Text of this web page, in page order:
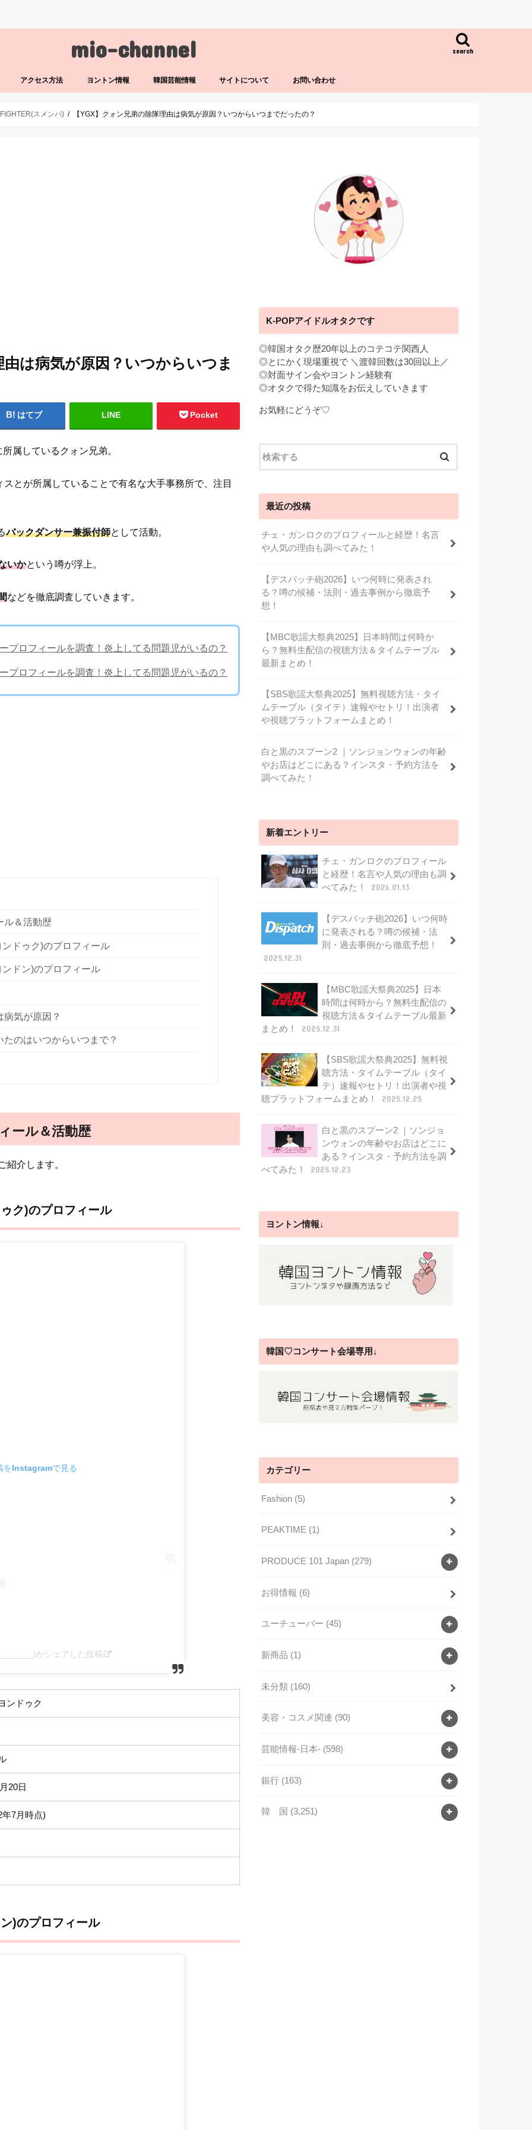
mio-channel search
アクセス方法 ヨントン情報 韓国芸能情報 サイトについて お問い合わせ
スメンパ) 【YGX】クォン兄弟の除隊理由は病気が原因？いつからいつまでだったの？
は病気が原因？いつからいつま
はてブ LINE Pocket
所属しているクォン兄弟。
とが所属していることで有名な大手事務所で、注目
バックダンサー兼振付師として活動。
いかという噂が浮上。
などを徹底調査していきます。
プロフィールを調査！炎上してる問題児がいるの？
プロフィールを調査！炎上してる問題児がいるの？
ル＆活動歴
ドゥク)のプロフィール
ドン)のプロフィール
気が原因？
のはいつからいつまで？
ール＆活動歴
紹介します。
ク)のプロフィール
をInstagramで見る
がシェアした投稿
ンドゥク
20日
年7月時点)
)のプロフィール
K-POPアイドルオタクです
◎韓国オタク歴20年以上のコテコテ関西人
◎とにかく現場重視で ＼渡韓回数は30回以上／
◎対面サイン会やヨントン経験有
◎オタクで得た知識をお伝えしていきます
お気軽にどうぞ♡
最近の投稿
チェ・ガンロクのプロフィールと経歴！名言
や人気の理由も調べてみた！
【デスパッチ砲2026】いつ何時に発表され
る？噂の候補・法則・過去事例から徹底予
想！
【MBC歌謡大祭典2025】日本時間は何時か
ら？無料生配信の視聴方法＆タイムテーブル
最新まとめ！
【SBS歌謡大祭典2025】無料視聴方法・タイ
ムテーブル（タイテ）速報やセトリ！出演者
や視聴プラットフォームまとめ！
白と黒のスプーン2 ｜ソンジョンウォンの年齢
やお店はどこにある？インスタ・予約方法を
調べてみた！
新着エントリー
チェ・ガンロクのプロフィール
と経歴！名言や人気の理由も調
べてみた！
2026.01.13
【デスパッチ砲2026】いつ何時
に発表される？噂の候補・法
則・過去事例から徹底予想！
2025.12.31
【MBC歌謡大祭典2025】日本
時間は何時から？無料生配信の
視聴方法＆タイムテーブル最新
まとめ！
2025.12.31
【SBS歌謡大祭典2025】無料視
聴方法・タイムテーブル（タイ
テ）速報やセトリ！出演者や視
聴プラットフォームまとめ！
2025.12.25
白と黒のスプーン2 ｜ソンジョ
ンウォンの年齢やお店はどこに
ある？インスタ・予約方法を調
べてみた！
2025.12.23
ヨントン情報↓
韓国♡コンサート会場専用↓
カテゴリー
Fashion (5)
PEAKTIME (1)
PRODUCE 101 Japan (279)
お得情報 (6)
ユーチューバー (45)
新商品 (1)
未分類 (160)
美容・コスメ関連 (90)
芸能情報-日本- (598)
銀行 (163)
韓 国 (3,251)